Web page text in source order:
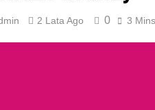
2 Lata Ago 0 3 Mins